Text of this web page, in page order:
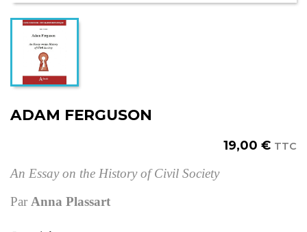
ADAM FERGUSON
19,00 € TTC
An Essay on the History of Civil Society
Par Anna Plassart